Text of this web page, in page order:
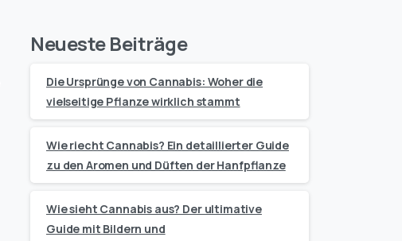
Neueste Beiträge
Die Ursprünge von Cannabis: Woher die
vielseitige Pflanze wirklich stammt
Wie riecht Cannabis? Ein detaillierter Guide
zu den Aromen und Düften der Hanfpflanze
Wie sieht Cannabis aus? Der ultimative
Guide mit Bildern und